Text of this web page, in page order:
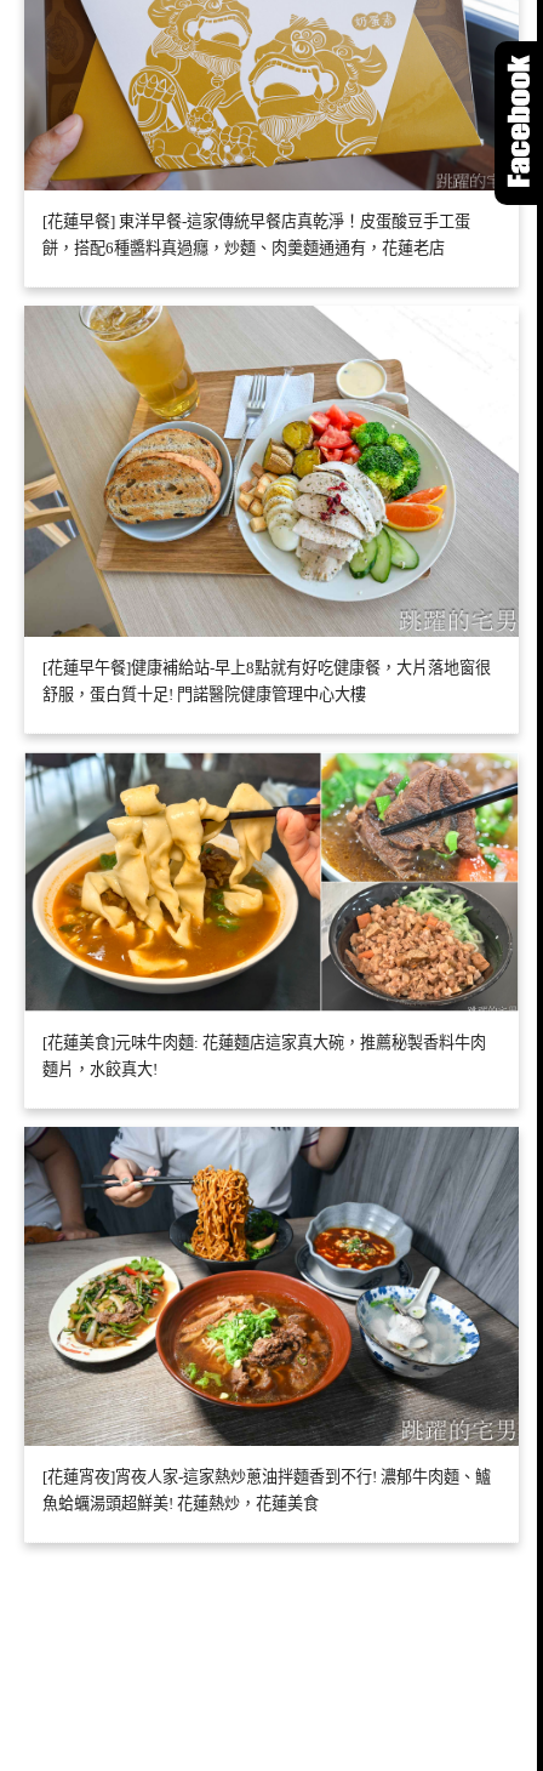
[花蓮早餐] 東洋早餐-這家傳統早餐店真乾淨！皮蛋酸豆手工蛋
餅，搭配6種醬料真過癮，炒麵、肉羹麵通通有，花蓮老店
[花蓮早午餐]健康補給站-早上8點就有好吃健康餐，大片落地窗很
舒服，蛋白質十足! 門諾醫院健康管理中心大樓
[花蓮美食]元味牛肉麵: 花蓮麵店這家真大碗，推薦秘製香料牛肉
麵片，水餃真大!
[花蓮宵夜]宵夜人家-這家熱炒蔥油拌麵香到不行! 濃郁牛肉麵、鱸
魚蛤蠣湯頭超鮮美! 花蓮熱炒，花蓮美食